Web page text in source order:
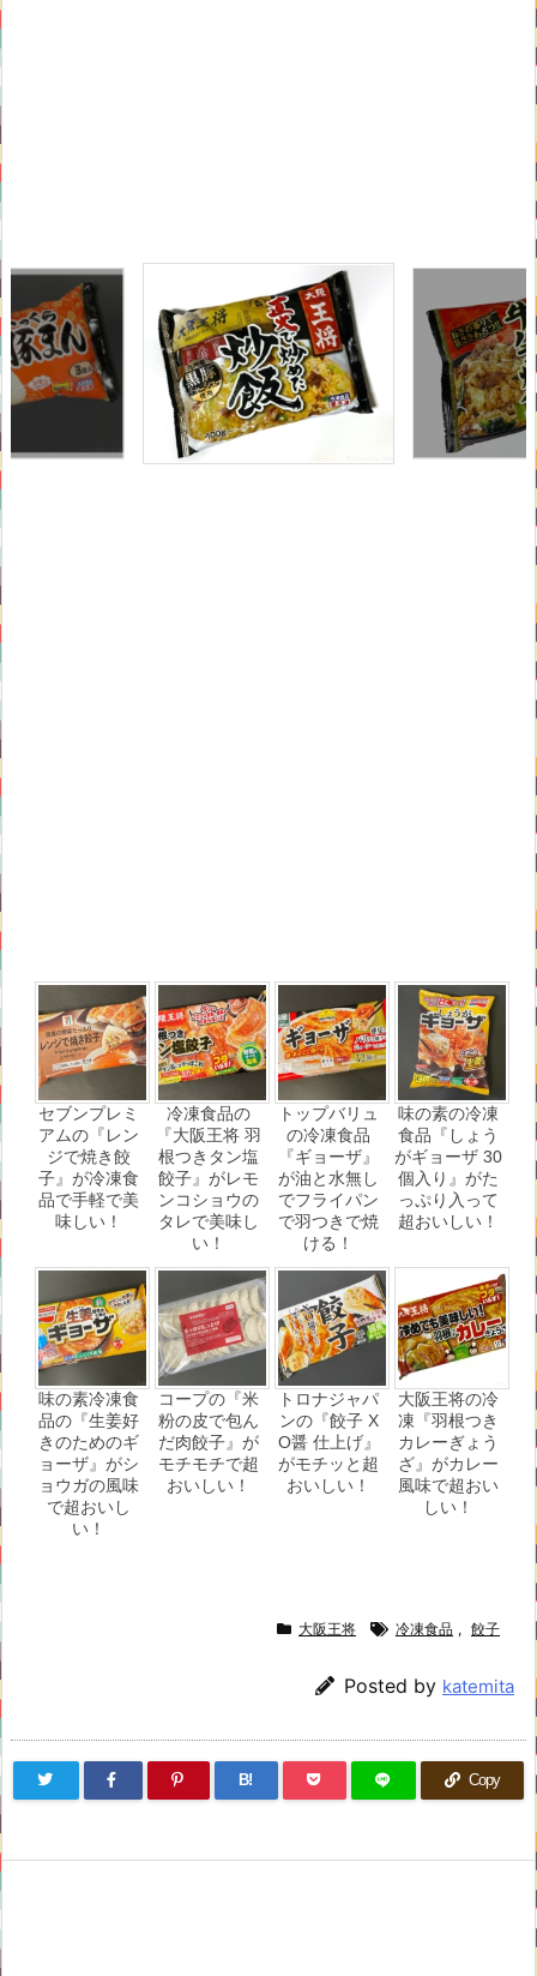
セブンプレミ
アムの『レン
ジで焼き餃
子』が冷凍食
品で手軽で美
味しい！
冷凍食品の
『大阪王将 羽
根つきタン塩
餃子』がレモ
ンコショウの
タレで美味し
い！
トップバリュ
の冷凍食品
『ギョーザ』
が油と水無し
でフライパン
で羽つきで焼
ける！
味の素の冷凍
食品『しょう
がギョーザ 30
個入り』がた
っぷり入って
超おいしい！
味の素冷凍食
品の『生姜好
きのためのギ
ョーザ』がシ
ョウガの風味
で超おいし
い！
コープの『米
粉の皮で包ん
だ肉餃子』が
モチモチで超
おいしい！
トロナジャパ
ンの『餃子 X
O醤 仕上げ』
がモチッと超
おいしい！
大阪王将の冷
凍『羽根つき
カレーぎょう
ざ』がカレー
風味で超おい
しい！
大阪王将 冷凍食品 , 餃子
Posted by katemita
B! Copy